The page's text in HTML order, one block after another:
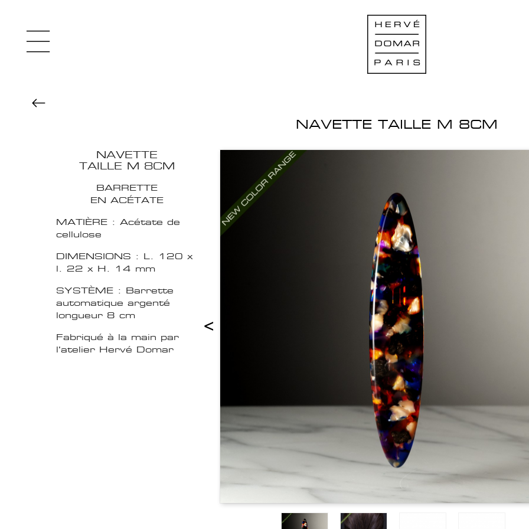
NAVETTE TAILLE M 8CM
NAVETTE
TAILLE M 8CM
BARRETTE
EN ACÉTATE
MATIÈRE : Acétate de
cellulose
DIMENSIONS : L. 120 x
l. 22 x H. 14 mm
SYSTÈME : Barrette
automatique argenté
longueur 8 cm
Fabriqué à la main par
l'atelier Hervé Domar
<